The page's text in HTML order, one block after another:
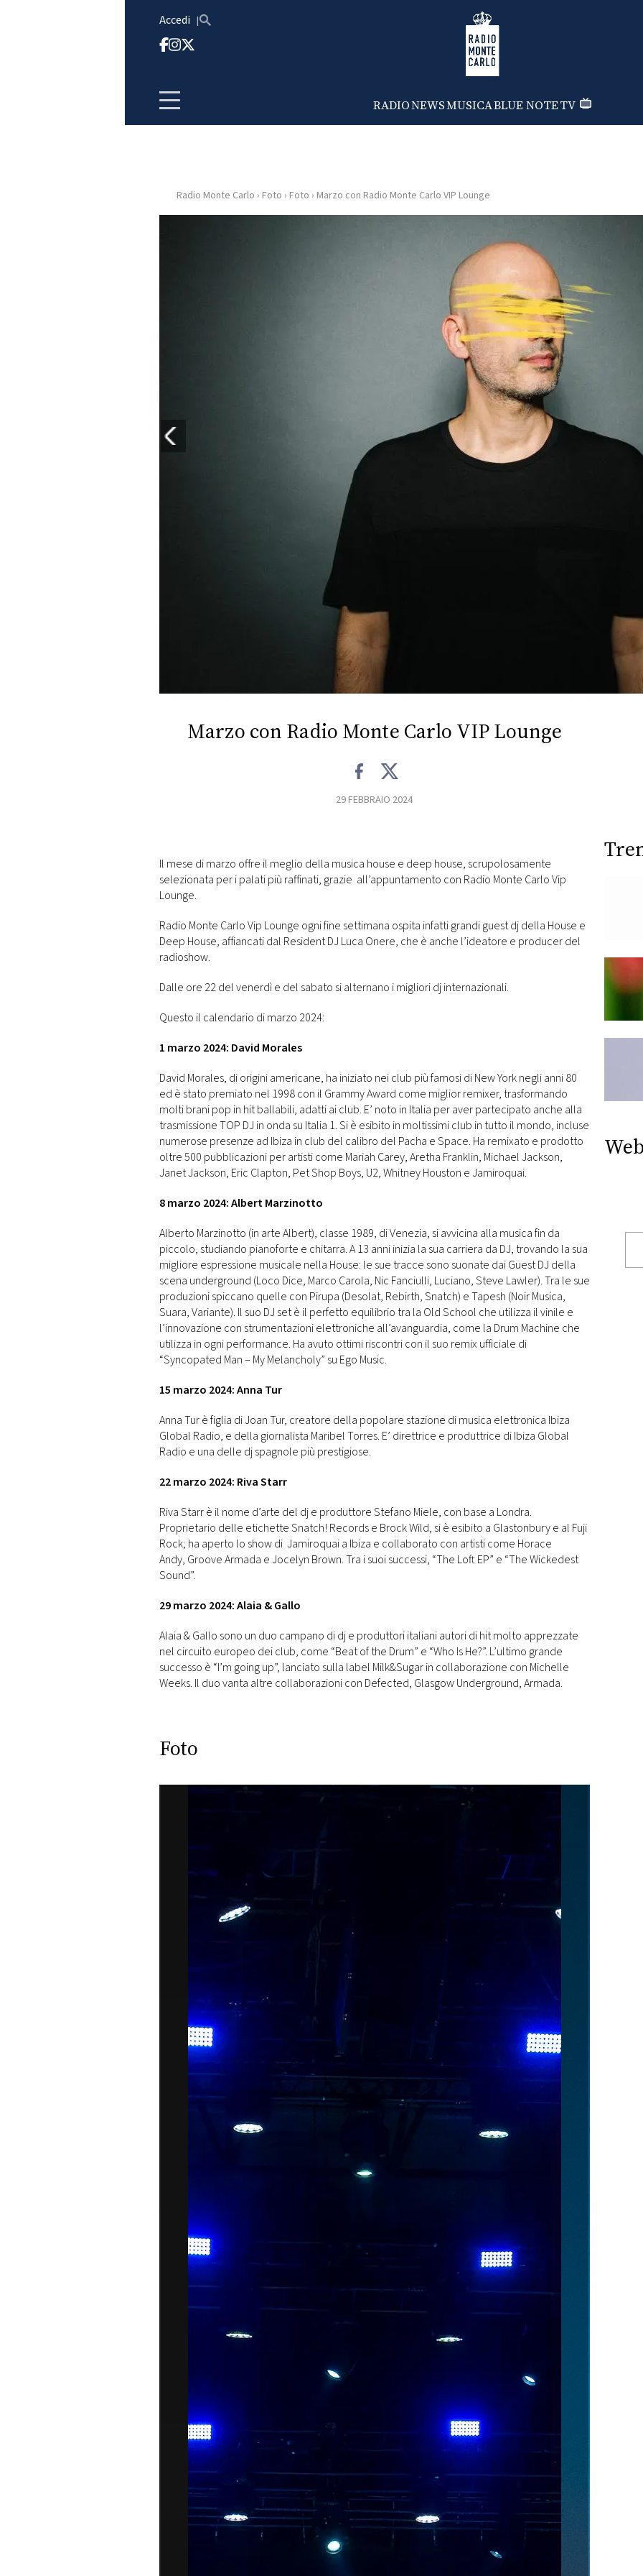
Accedi Radio Monte Carlo
RADIONEWSMUSICABLUE NOTETV
HOME
FOTO
CONSIGLIA
Radio Monte Carlo › Foto › Foto › Marzo con Radio Monte Carlo VIP Lounge
Marzo con Radio Monte Carlo VIP Lounge
29 FEBBRAIO 2024
Il mese di marzo offre il meglio della musica house e deep house, scrupolosamente
selezionata per i palati più raffinati, grazie all’appuntamento con Radio Monte Carlo Vip
Lounge.
Radio Monte Carlo Vip Lounge ogni fine settimana ospita infatti grandi guest dj della House e
Deep House, affiancati dal Resident DJ Luca Onere, che è anche l’ideatore e producer del
radioshow.
Dalle ore 22 del venerdì e del sabato si alternano i migliori dj internazionali.
Questo il calendario di marzo 2024:
1 marzo 2024: David Morales
David Morales, di origini americane, ha iniziato nei club più famosi di New York negli anni 80
ed è stato premiato nel 1998 con il Grammy Award come miglior remixer, trasformando
molti brani pop in hit ballabili, adatti ai club. E’ noto in Italia per aver partecipato anche alla
trasmissione TOP DJ in onda su Italia 1. Si è esibito in moltissimi club in tutto il mondo, incluse
numerose presenze ad Ibiza in club del calibro del Pacha e Space. Ha remixato e prodotto
oltre 500 pubblicazioni per artisti come Mariah Carey, Aretha Franklin, Michael Jackson,
Janet Jackson, Eric Clapton, Pet Shop Boys, U2, Whitney Houston e Jamiroquai.
8 marzo 2024: Albert Marzinotto
Alberto Marzinotto (in arte Albert), classe 1989, di Venezia, si avvicina alla musica fin da
piccolo, studiando pianoforte e chitarra. A 13 anni inizia la sua carriera da DJ, trovando la sua
migliore espressione musicale nella House: le sue tracce sono suonate dai Guest DJ della
scena underground (Loco Dice, Marco Carola, Nic Fanciulli, Luciano, Steve Lawler). Tra le sue
produzioni spiccano quelle con Pirupa (Desolat, Rebirth, Snatch) e Tapesh (Noir Musica,
Suara, Variante). Il suo DJ set è il perfetto equilibrio tra la Old School che utilizza il vinile e
l’innovazione con strumentazioni elettroniche all’avanguardia, come la Drum Machine che
utilizza in ogni performance. Ha avuto ottimi riscontri con il suo remix ufficiale di
“Syncopated Man – My Melancholy” su Ego Music.
15 marzo 2024: Anna Tur
Anna Tur è figlia di Joan Tur, creatore della popolare stazione di musica elettronica Ibiza
Global Radio, e della giornalista Maribel Torres. E’ direttrice e produttrice di Ibiza Global
Radio e una delle dj spagnole più prestigiose.
22 marzo 2024: Riva Starr
Riva Starr è il nome d’arte del dj e produttore Stefano Miele, con base a Londra.
Proprietario delle etichette Snatch! Records e Brock Wild, si è esibito a Glastonbury e al Fuji
Rock; ha aperto lo show di Jamiroquai a Ibiza e collaborato con artisti come Horace
Andy, Groove Armada e Jocelyn Brown. Tra i suoi successi, “The Loft EP” e “The Wickedest
Sound”.
29 marzo 2024: Alaia & Gallo
Alaia & Gallo sono un duo campano di dj e produttori italiani autori di hit molto apprezzate
nel circuito europeo dei club, come “Beat of the Drum” e “Who Is He?”. L’ultimo grande
successo è “I’m going up”, lanciato sulla label Milk&Sugar in collaborazione con Michelle
Weeks. Il duo vanta altre collaborazioni con Defected, Glasgow Underground, Armada.
Foto